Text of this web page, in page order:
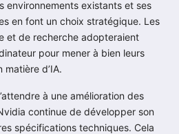
environnements existants et ses
en font un choix stratégique. Les
et de recherche adopteraient
pour mener à bien leurs
d’IA.
à une amélioration des
continue de développer son
spécifications techniques. Cela